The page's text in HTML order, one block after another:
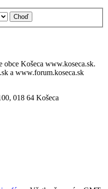
obce Košeca www.koseca.sk.
a www.forum.koseca.sk
018 64 Košeca